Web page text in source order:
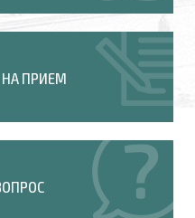
НА ПРИЕМ